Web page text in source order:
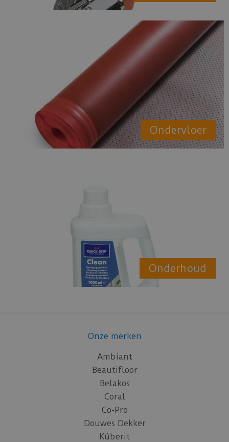
Ondervloer
Onderhoud
Onze merken
Ambiant
Beautifloor
Belakos
Coral
Co-Pro
Douwes Dekker
Küberit